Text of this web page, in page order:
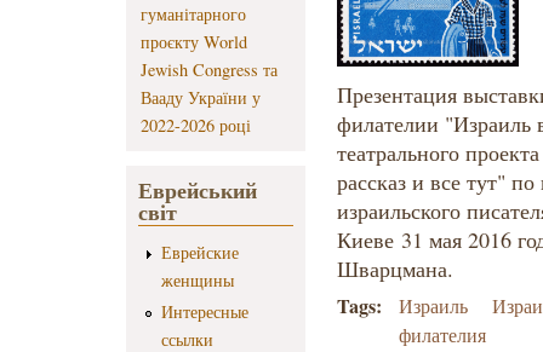
гуманітарного
проєкту World
Jewish Congress та
Вааду України у
2022-2026 році
Еврейський
світ
Еврейские
женщины
Интересные
ссылки
Презентация
филателии "Израиль
театрального
рассказ и все тут"
израильского
Киеве 31 мая 2016
Шварцмана.
Tags: Израиль
филателия